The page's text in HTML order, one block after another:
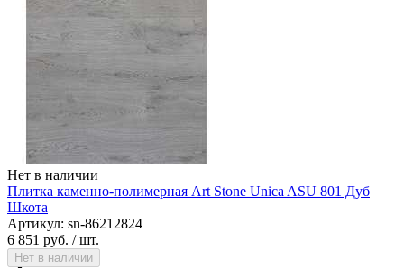
Нет в наличии
Плитка каменно-полимерная Art Stone Unica ASU 801 Дуб
Шкота
Артикул: sn-86212824
6 851 руб. / шт.
Нет в наличии